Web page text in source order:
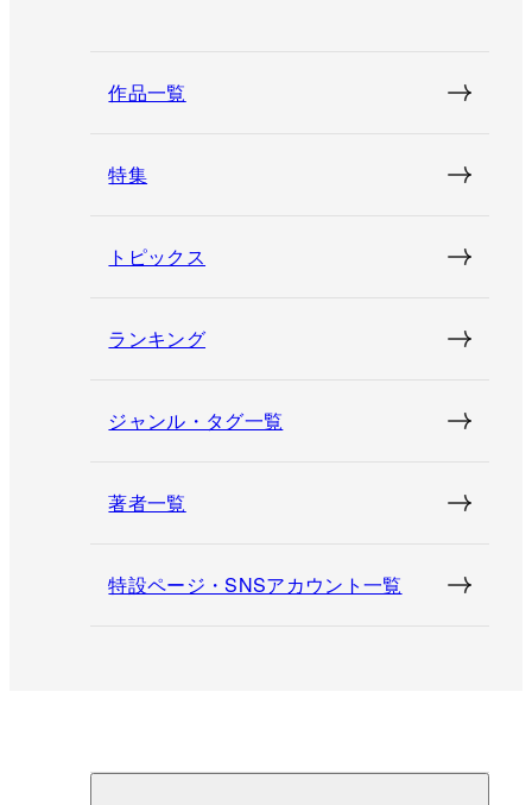
作品一覧
特集
トピックス
ランキング
ジャンル・タグ一覧
著者一覧
特設ページ・SNSアカウント一覧